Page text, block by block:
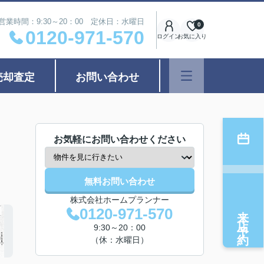
業時間：9:30～20：00 定休日：水曜日
0120-971-570 ログインお気に入り
0
却査定 お問い合わせ
お気軽にお問い合わせください
無料お問い合わせ
株式会社ホームプランナー
0120-971-570
9:30～20：00
（休：水曜日）
来店予約